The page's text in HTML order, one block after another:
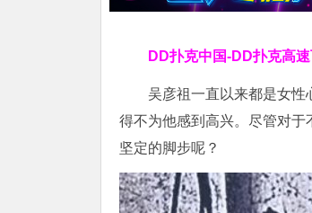
DD扑克中国-DD扑克高
吴彦祖一直以来都是女性
得不为他感到高兴。尽管对
坚定的脚步呢？